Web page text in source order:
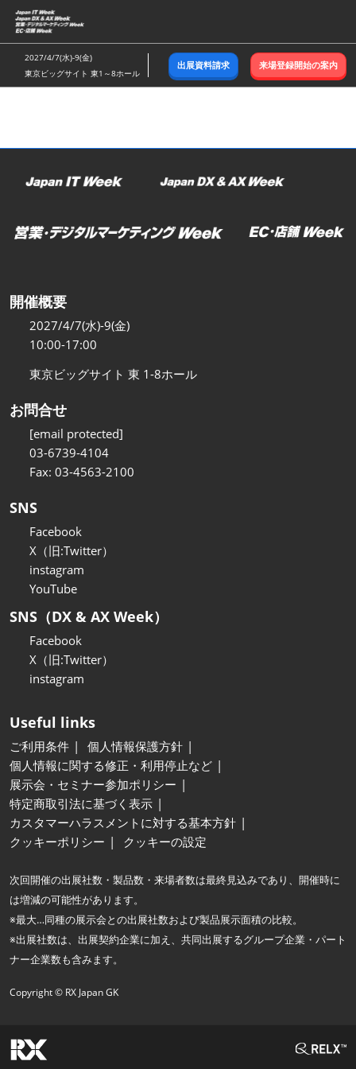
ス
キ
ッ
し
む
2027/4/7(水)-9(金)
東京ビッグサイト 東1～8ホール
出展資料請求 来場登録開始の案内
開催概要
2027/4/7(水)-9(金)
10:00-17:00
東京ビッグサイト 東 1-8ホール
お問合せ
[email protected]
03-6739-4104
Fax: 03-4563-2100
SNS
Facebook
X（旧:Twitter）
instagram
YouTube
SNS（DX & AX Week）
Facebook
X（旧:Twitter）
instagram
Useful links
ご利用条件
個人情報保護方針
個人情報に関する修正・利用停止など
展示会・セミナー参加ポリシー
特定商取引法に基づく表示
カスタマーハラスメントに対する基本方針
クッキーポリシー
クッキーの設定
次回開催の出展社数・製品数・来場者数は最終見込みであり、開催時に
は増減の可能性があります。
※最大…同種の展示会との出展社数および製品展示面積の比較。
※出展社数は、出展契約企業に加え、共同出展するグループ企業・パート
ナー企業数も含みます。
Copyright © RX Japan GK